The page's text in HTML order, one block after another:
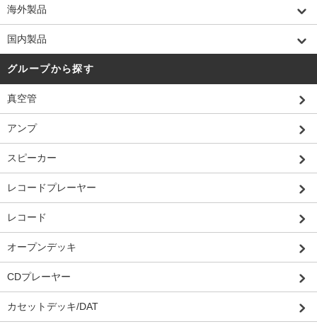
海外製品
国内製品
グループから探す
真空管
アンプ
スピーカー
レコードプレーヤー
レコード
オープンデッキ
CDプレーヤー
カセットデッキ/DAT